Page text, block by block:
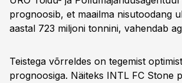
prognoosib, et maailma nisutoodang
aastal 723 miljoni tonnini, vahendab
Teistega võrreldes on tegemist
prognoosiga. Näiteks INTL FC Stone